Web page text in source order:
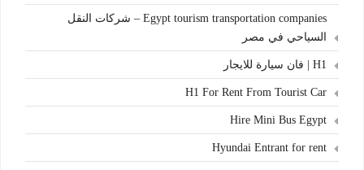
Egypt tourism transportation companies – شركات النقل
السياحي في مصر
H1 | فان سيارة للايجار
H1 For Rent From Tourist Car
Hire Mini Bus Egypt
Hyundai Entrant for rent